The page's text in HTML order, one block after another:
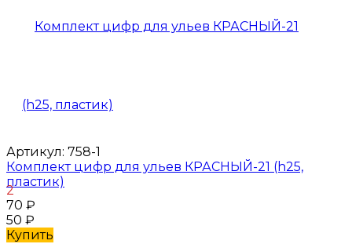
Артикул: 758-1
Комплект цифр для ульев КРАСНЫЙ-21 (h25,
пластик)
2
70 ₽
50 ₽
Купить